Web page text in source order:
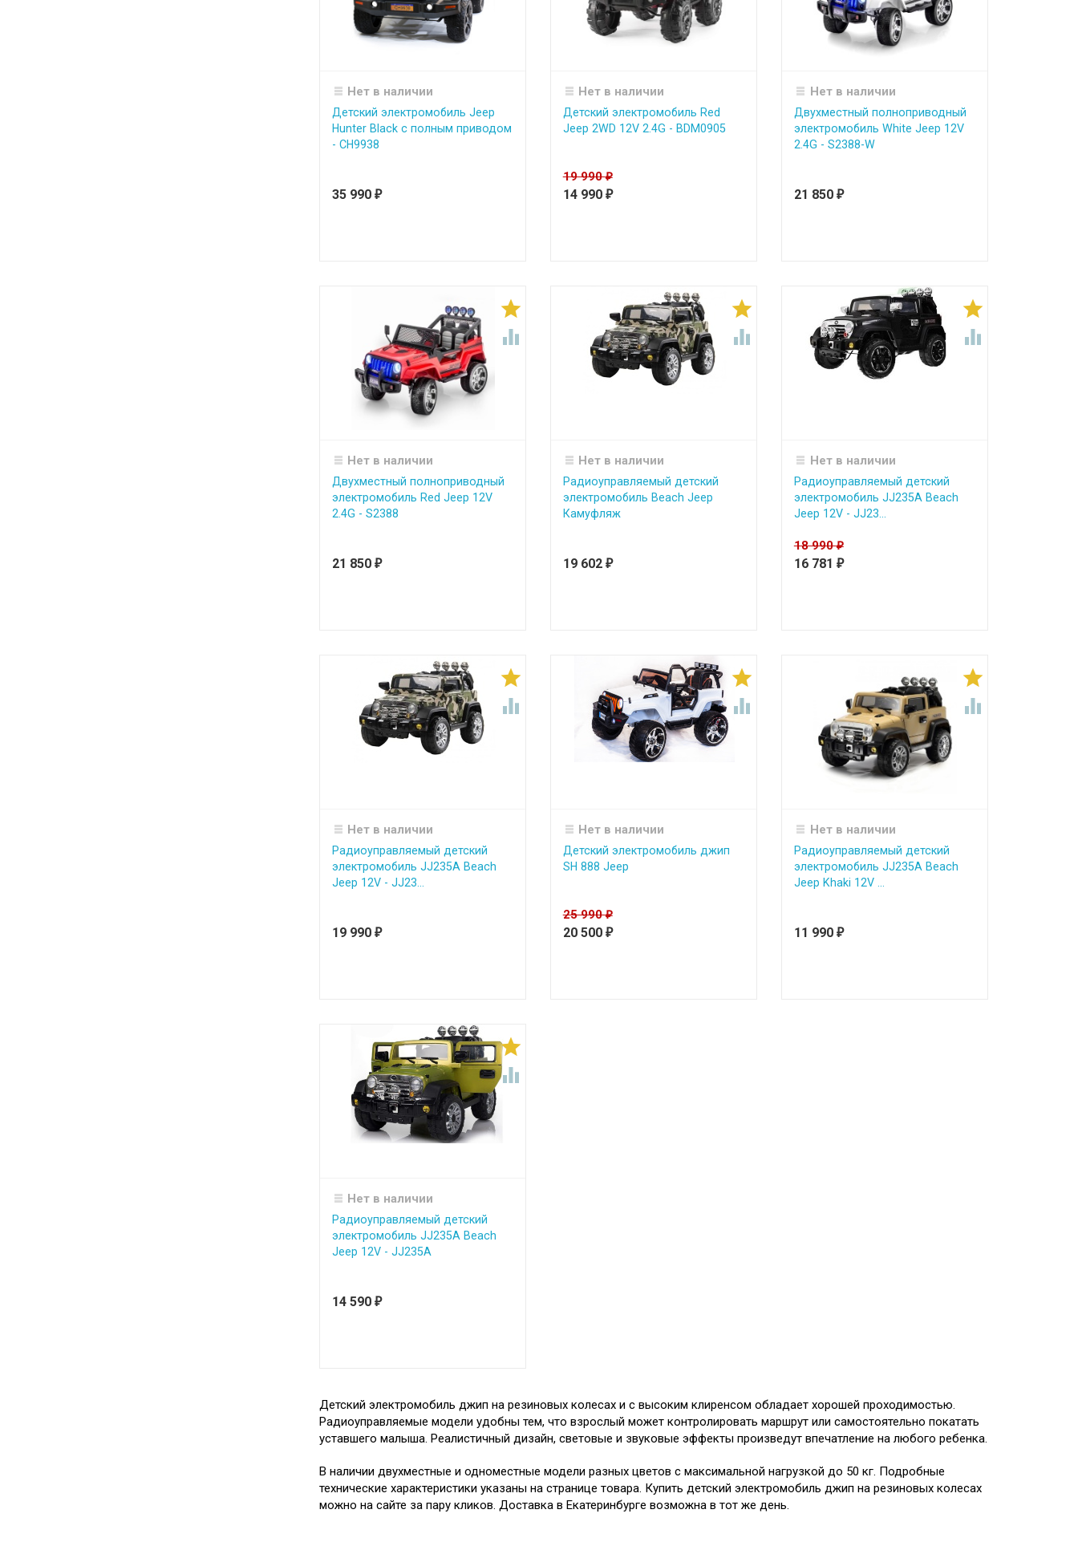
Нет в наличии
Детский электромобиль Jeep
Hunter Black с полным приводом
- CH9938
35 990 ₽
Нет в наличии
Детский электромобиль Red
Jeep 2WD 12V 2.4G - BDM0905
19 990₽
14 990 ₽
Нет в наличии
Двухместный полноприводный
электромобиль White Jeep 12V
2.4G - S2388-W
21 850 ₽


Нет в наличии
Двухместный полноприводный
электромобиль Red Jeep 12V
2.4G - S2388
21 850 ₽


Нет в наличии
Радиоуправляемый детский
электромобиль Beach Jeep
Камуфляж
19 602 ₽


Нет в наличии
Радиоуправляемый детский
электромобиль JJ235A Beach
Jeep 12V - JJ23...
18 990₽
16 781 ₽


Нет в наличии
Радиоуправляемый детский
электромобиль JJ235A Beach
Jeep 12V - JJ23...
19 990 ₽


Нет в наличии
Детский электромобиль джип
SH 888 Jeep
25 990₽
20 500 ₽


Нет в наличии
Радиоуправляемый детский
электромобиль JJ235A Beach
Jeep Khaki 12V ...
11 990 ₽


Нет в наличии
Радиоуправляемый детский
электромобиль JJ235A Beach
Jeep 12V - JJ235A
14 590 ₽
Детский электромобиль джип на резиновых колесах и с высоким клиренсом обладает хорошей проходимостью.
Радиоуправляемые модели удобны тем, что взрослый может контролировать маршрут или самостоятельно покатать
уставшего малыша. Реалистичный дизайн, световые и звуковые эффекты произведут впечатление на любого ребенка.
В наличии двухместные и одноместные модели разных цветов с максимальной нагрузкой до 50 кг. Подробные
технические характеристики указаны на странице товара. Купить детский электромобиль джип на резиновых колесах
можно на сайте за пару кликов. Доставка в Екатеринбурге возможна в тот же день.